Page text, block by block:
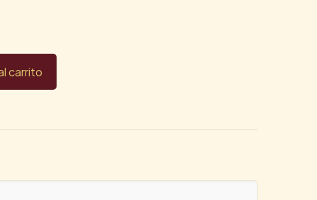
carrito